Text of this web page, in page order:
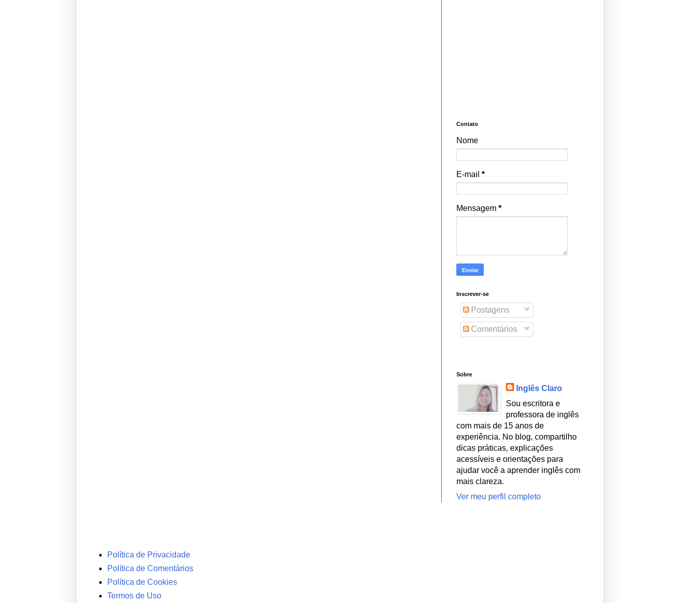
Contato
Nome
E-mail *
Mensagem *
Inscrever-se
Postagens
Comentários
Sobre
Inglês Claro
Sou escritora e
professora de inglês
com mais de 15 anos de
experiência. No blog, compartilho
dicas práticas, explicações
acessíveis e orientações para
ajudar você a aprender inglês com
mais clareza.
Ver meu perfil completo
Política de Privacidade
Política de Comentários
Política de Cookies
Termos de Uso